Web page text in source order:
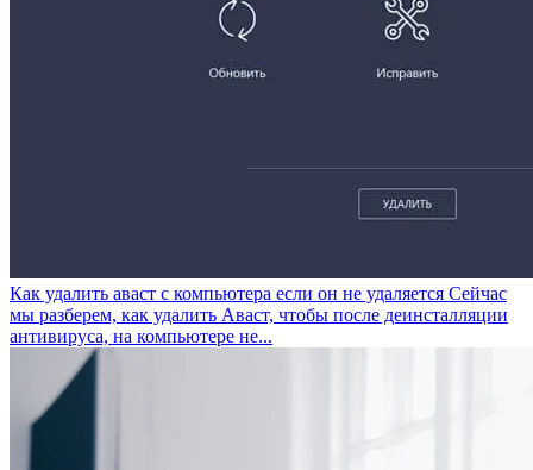
Как удалить аваст с компьютера если он не удаляется Сейчас
мы разберем, как удалить Аваст, чтобы после деинсталляции
антивируса, на компьютере не...